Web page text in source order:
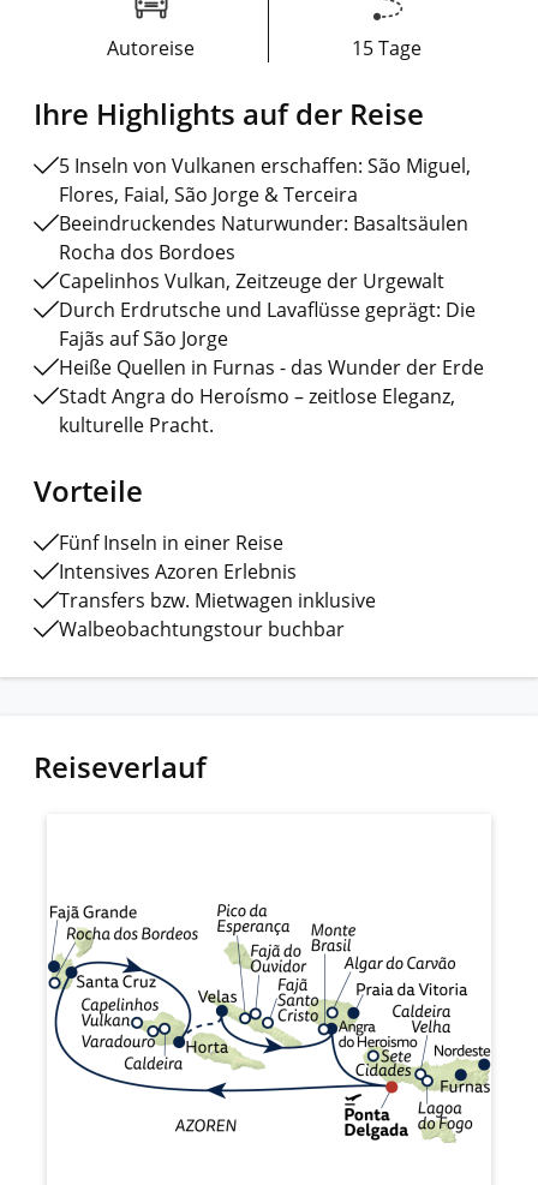
Autoreise 15 Tage
Ihre Highlights auf der Reise
5 Inseln von Vulkanen erschaffen: São Miguel,
Flores, Faial, São Jorge & Terceira
Beeindruckendes Naturwunder: Basaltsäulen
Rocha dos Bordoes
Capelinhos Vulkan, Zeitzeuge der Urgewalt
Durch Erdrutsche und Lavaflüsse geprägt: Die
Fajãs auf São Jorge
Heiße Quellen in Furnas - das Wunder der Erde
Stadt Angra do Heroísmo – zeitlose Eleganz,
kulturelle Pracht.
Vorteile
Fünf Inseln in einer Reise
Intensives Azoren Erlebnis
Transfers bzw. Mietwagen inklusive
Walbeobachtungstour buchbar
Reiseverlauf